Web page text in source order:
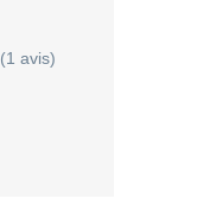
(1 avis)